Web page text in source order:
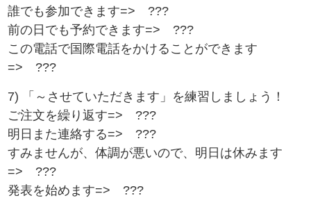
誰でも参加できます=> ???
前の日でも予約できます=> ???
この電話で国際電話をかけることができます
=> ???
7) 「～させていただきます」を練習しましょう！
ご注文を繰り返す=> ???
明日また連絡する=> ???
すみませんが、体調が悪いので、明日は休みます
=> ???
発表を始めます=> ???